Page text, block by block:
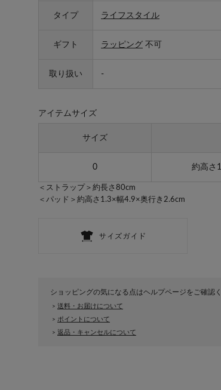
タイプ ライフスタイル
ギフト ラッピング 不可
取り扱い -
アイテムサイズ
サイズ
0 約高さ
＜ストラップ＞約長さ80cm
＜パッド＞約高さ1.3×幅4.9×奥行き2.6cm
ショッピングの気になる点はヘルプページをご確認
> 送料・お届けについて
> ポイントについて
> 返品・キャンセルについて